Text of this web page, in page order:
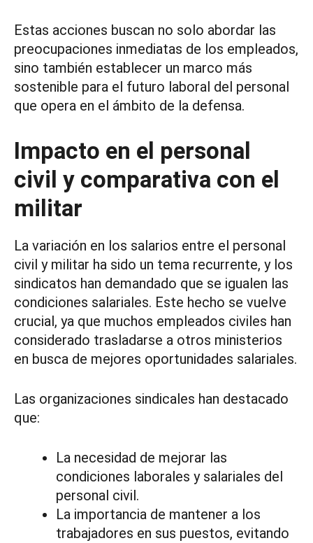
Estas acciones buscan no solo abordar las
preocupaciones inmediatas de los empleados,
sino también establecer un marco más
sostenible para el futuro laboral del personal
que opera en el ámbito de la defensa.
Impacto en el personal
civil y comparativa con el
militar
La variación en los salarios entre el personal
civil y militar ha sido un tema recurrente, y los
sindicatos han demandado que se igualen las
condiciones salariales. Este hecho se vuelve
crucial, ya que muchos empleados civiles han
considerado trasladarse a otros ministerios
en busca de mejores oportunidades salariales.
Las organizaciones sindicales han destacado
que:
La necesidad de mejorar las
condiciones laborales y salariales del
personal civil.
La importancia de mantener a los
trabajadores en sus puestos, evitando